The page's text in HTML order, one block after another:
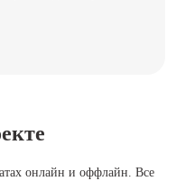
онлайн и оффлайн. Все